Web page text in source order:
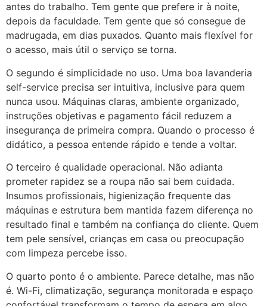
antes do trabalho. Tem gente que prefere ir à noite,
depois da faculdade. Tem gente que só consegue de
madrugada, em dias puxados. Quanto mais flexível for
o acesso, mais útil o serviço se torna.
O segundo é simplicidade no uso. Uma boa lavanderia
self-service precisa ser intuitiva, inclusive para quem
nunca usou. Máquinas claras, ambiente organizado,
instruções objetivas e pagamento fácil reduzem a
insegurança de primeira compra. Quando o processo é
didático, a pessoa entende rápido e tende a voltar.
O terceiro é qualidade operacional. Não adianta
prometer rapidez se a roupa não sai bem cuidada.
Insumos profissionais, higienização frequente das
máquinas e estrutura bem mantida fazem diferença no
resultado final e também na confiança do cliente. Quem
tem pele sensível, crianças em casa ou preocupação
com limpeza percebe isso.
O quarto ponto é o ambiente. Parece detalhe, mas não
é. Wi-Fi, climatização, segurança monitorada e espaço